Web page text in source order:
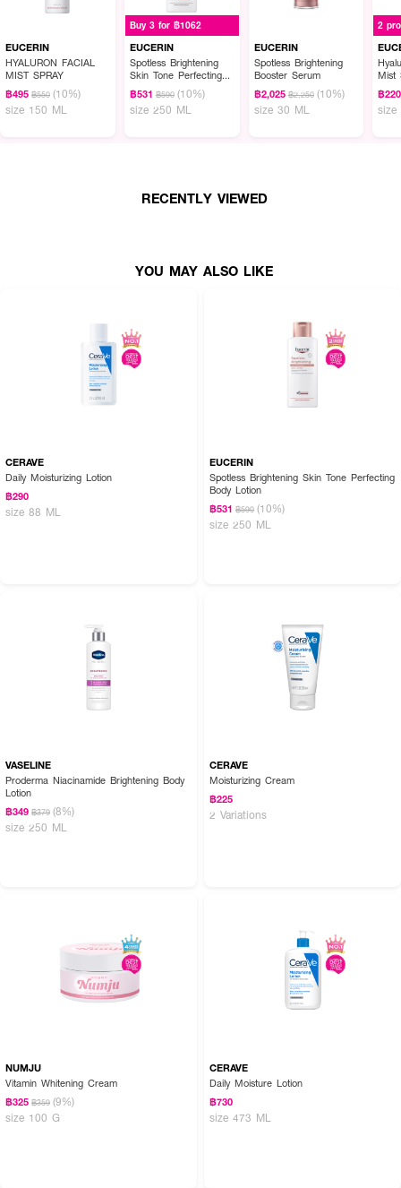
EUCERIN
HYALURON FACIAL
MIST SPRAY
฿495 ฿550 (10%)
size 150 ML
Buy 3 for ฿1062
EUCERIN
Spotless Brightening
Skin Tone Perfecting
Body Lotion
฿531 ฿590 (10%)
size 250 ML
EUCERIN
Spotless Brightening
Booster Serum
฿2,025 ฿2,250 (10%)
size 30 ML
2
Mist
฿220
size
RECENTLY VIEWED
YOU MAY ALSO LIKE
CERAVE
Daily Moisturizing Lotion
฿290
size 88 ML
EUCERIN
Spotless Brightening Skin Tone Perfecting
Body Lotion
฿531 ฿590 (10%)
size 250 ML
VASELINE
Proderma Niacinamide Brightening Body
Lotion
฿349 ฿379 (8%)
size 250 ML
CERAVE
Moisturizing Cream
฿225
2 Variations
NUMJU
Vitamin Whitening Cream
฿325 ฿359 (9%)
size 100 G
CERAVE
Daily Moisture Lotion
฿730
size 473 ML